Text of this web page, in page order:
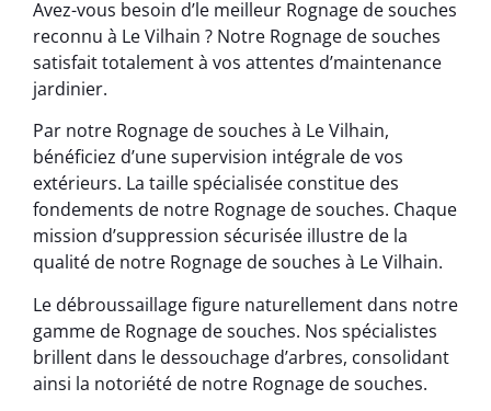
Avez-vous besoin d’le meilleur Rognage de souches
reconnu à Le Vilhain ? Notre Rognage de souches
satisfait totalement à vos attentes d’maintenance
jardinier.
Par notre Rognage de souches à Le Vilhain,
bénéficiez d’une supervision intégrale de vos
extérieurs. La taille spécialisée constitue des
fondements de notre Rognage de souches. Chaque
mission d’suppression sécurisée illustre de la
qualité de notre Rognage de souches à Le Vilhain.
Le débroussaillage figure naturellement dans notre
gamme de Rognage de souches. Nos spécialistes
brillent dans le dessouchage d’arbres, consolidant
ainsi la notoriété de notre Rognage de souches.